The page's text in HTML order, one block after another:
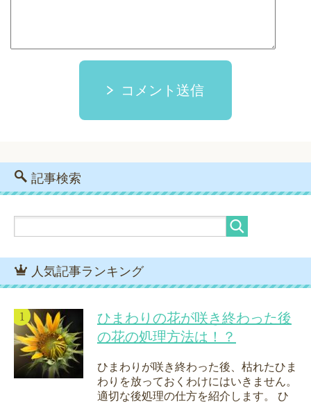
コメント送信
記事検索
人気記事ランキング
ひまわりの花が咲き終わった後
の花の処理方法は！？
ひまわりが咲き終わった後、枯れたひま
わりを放っておくわけにはいきません。
適切な後処理の仕方を紹介します。 ひ